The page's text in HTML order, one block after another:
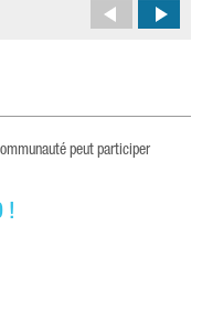
peut participer
!